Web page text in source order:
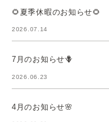
🌻夏季休暇のお知らせ🌻
2026.07.14
7月のお知らせ🪻
2026.06.23
4月のお知らせ🌸